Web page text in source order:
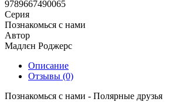
9789667490065
Серия
Познакомься с нами
Автор
Мадлєн Роджерс
Описание
Отзывы (0)
Познакомься с нами - Полярные друзья